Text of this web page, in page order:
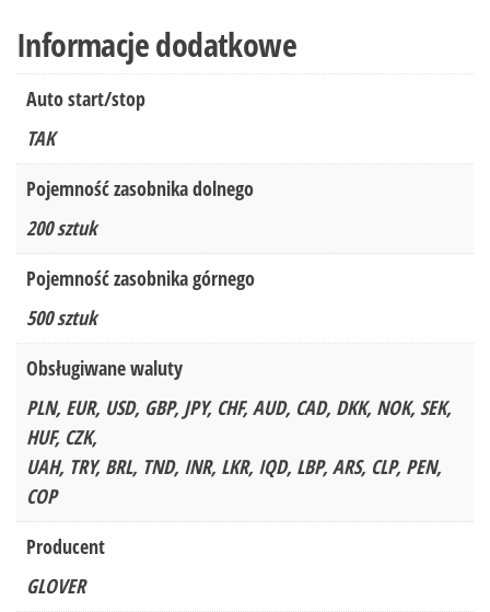
Informacje dodatkowe
Auto start/stop
TAK
Pojemność zasobnika dolnego
200 sztuk
Pojemność zasobnika górnego
500 sztuk
Obsługiwane waluty
PLN, EUR, USD, GBP, JPY, CHF, AUD, CAD, DKK, NOK, SEK,
HUF, CZK,
UAH, TRY, BRL, TND, INR, LKR, IQD, LBP, ARS, CLP, PEN,
COP
Producent
GLOVER